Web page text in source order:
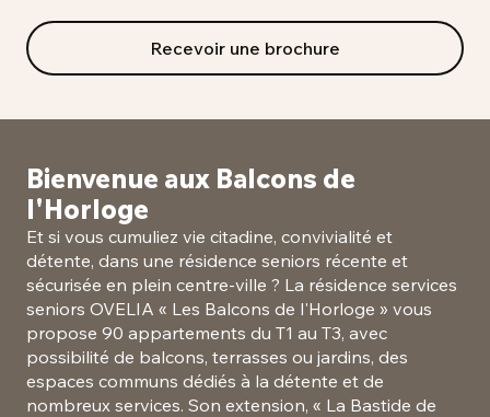
Recevoir une brochure
Bienvenue aux Balcons de
l'Horloge
Et si vous cumuliez vie citadine, convivialité et
détente, dans une résidence seniors récente et
sécurisée en plein centre-ville ? La résidence services
seniors OVELIA « Les Balcons de l'Horloge » vous
propose 90 appartements du T1 au T3, avec
possibilité de balcons, terrasses ou jardins, des
espaces communs dédiés à la détente et de
nombreux services. Son extension, « La Bastide de